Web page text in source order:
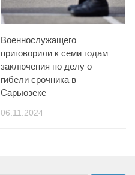
Военнослужащего
приговорили к семи годам
заключения по делу о
гибели срочника в
Сарыозеке
06.11.2024